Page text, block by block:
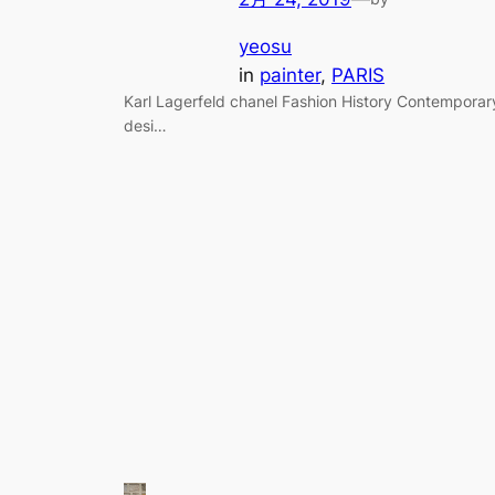
yeosu
in painter, PARIS
Karl Lagerfeld chanel Fashion History
desi…